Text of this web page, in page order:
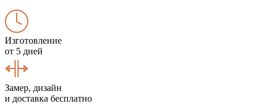
Изготовление
от 5 дней
Замер, дизайн
и доставка бесплатно